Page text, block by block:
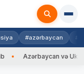
#azərbaycan
Azərbaycan və